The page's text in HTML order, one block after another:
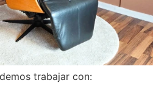
trabajar con: